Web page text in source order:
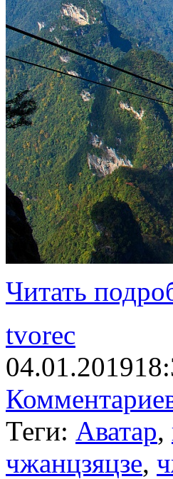
Читать
tvorec
04.01.2019
Теги: Аватар,
чжанцзяцзе,